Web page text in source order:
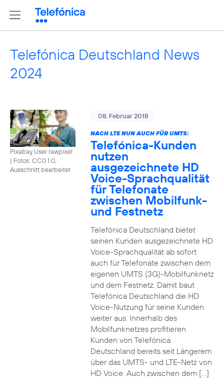
Telefónica Deutschland News
2024
Pixabay User rawpixel
| Fotos: CC0 1.0,
Ausschnitt bearbeitet
08. Februar 2018
NACH LTE NUN AUCH FÜR UMTS:
Telefónica-Kunden
nutzen
ausgezeichnete HD
Voice-Sprachqualität
für Telefonate
zwischen Mobilfunk-
und Festnetz
Telefónica Deutschland bietet
seinen Kunden ausgezeichnete HD
Voice-Sprachqualität ab sofort
auch für Telefonate zwischen dem
eigenen UMTS (3G)-Mobilfunknetz
und dem Festnetz. Damit baut
Telefónica Deutschland die HD
Voice-Nutzung für seine Kunden
weiter aus. Innerhalb des
Mobilfunknetzes profitieren
Kunden von Telefónica
Deutschland bereits seit Längerem
über das UMTS- und LTE-Netz von
HD Voice. Auch zwischen dem […]